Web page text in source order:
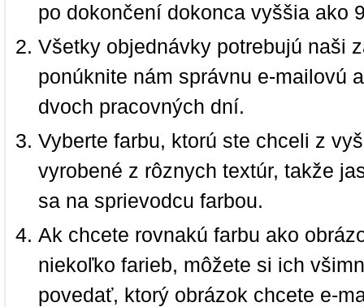
po dokončení dokonca vyššia ako
Všetky objednávky potrebujú naši
ponúknite nám správnu e-mailovú
dvoch pracovných dní.
Vyberte farbu, ktorú ste chceli z
vyrobené z rôznych textúr, takže
sa na sprievodcu farbou.
Ak chcete rovnakú farbu ako
niekoľko farieb, môžete si ich
povedať, ktorý obrázok chcete e-